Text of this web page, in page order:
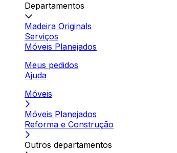
Departamentos
Madeira Originals
Serviços
Móveis Planejados
Meus pedidos
Ajuda
Móveis
Móveis Planejados
Reforma e Construção
Outros departamentos